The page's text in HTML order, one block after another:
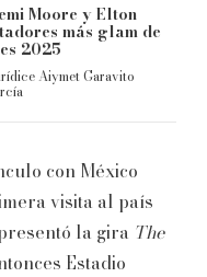
Moore y Elton
más glam de
2025
Aiymet Garavito
con México
visita al país
la gira The
Estadio